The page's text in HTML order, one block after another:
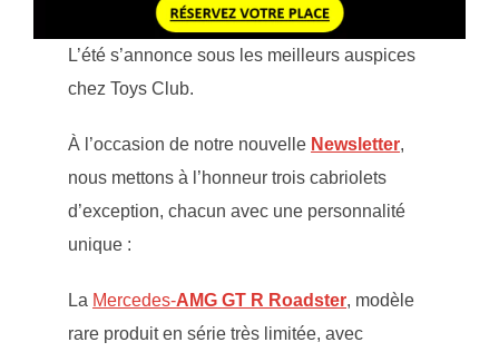
L’été s’annonce sous les meilleurs auspices
chez Toys Club.
À l’occasion de notre nouvelle Newsletter,
nous mettons à l’honneur trois cabriolets
d’exception, chacun avec une personnalité
unique :
La Mercedes-AMG GT R Roadster, modèle
rare produit en série très limitée, avec